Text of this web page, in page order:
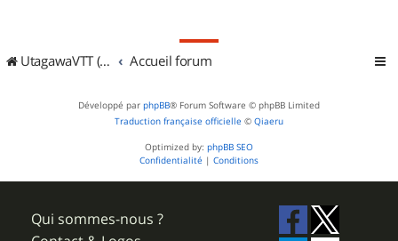
UtagawaVTT (Randos VTT et VTTAE avec traces GPS) Accueil forum
Développé par phpBB® Forum Software © phpBB Limited
Traduction française officielle © Qiaeru
Optimized by: phpBB SEO
Confidentialité | Conditions
Qui sommes-nous ?